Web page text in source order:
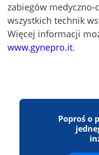
zabiegów
wszystkich technik
Więcej informacji
www.gynepro.it.
Poproś o